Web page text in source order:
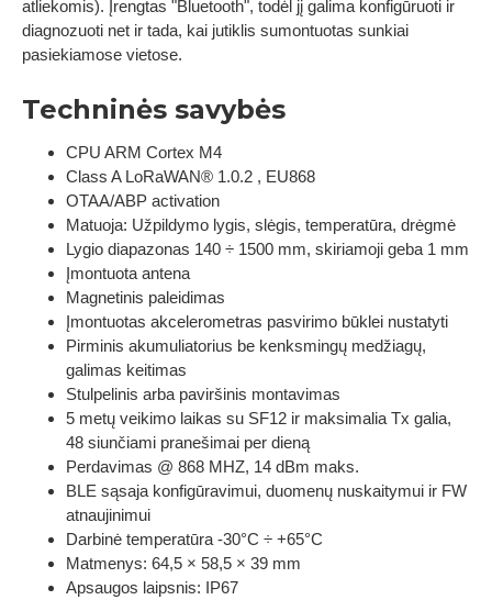
atliekomis). Įrengtas "Bluetooth", todėl jį galima konfigūruoti ir
diagnozuoti net ir tada, kai jutiklis sumontuotas sunkiai
pasiekiamose vietose.
Techninės savybės
CPU ARM Cortex M4
Class A LoRaWAN® 1.0.2 , EU868
OTAA/ABP activation
Matuoja: Užpildymo lygis, slėgis, temperatūra, drėgmė
Lygio diapazonas 140 ÷ 1500 mm, skiriamoji geba 1 mm
Įmontuota antena
Magnetinis paleidimas
Įmontuotas akcelerometras pasvirimo būklei nustatyti
Pirminis akumuliatorius be kenksmingų medžiagų,
galimas keitimas
Stulpelinis arba paviršinis montavimas
5 metų veikimo laikas su SF12 ir maksimalia Tx galia,
48 siunčiami pranešimai per dieną
Perdavimas @ 868 MHZ, 14 dBm maks.
BLE sąsaja konfigūravimui, duomenų nuskaitymui ir FW
atnaujinimui
Darbinė temperatūra -30°C ÷ +65°C
Matmenys: 64,5 × 58,5 × 39 mm
Apsaugos laipsnis: IP67